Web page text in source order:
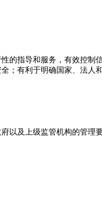
的指导和服务，有效控制
；有利于明确国家、法人
以及上级监管机构的管理